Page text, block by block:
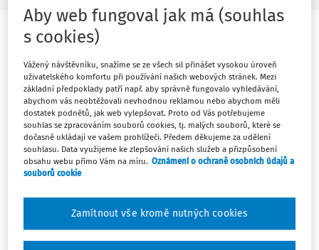
Rozšířené vyhledávání
Žáci II. st. ZŠ se 3. května vrátí ve
třech krajích do škol
Vydáno:26. 4. 2021
1 minuta čtení
Zdroj:MŠMT
Vláda na svém jednání 26. dubna rozhodla, že se od 3.
května vrátí v Karlovarském, Královéhradeckém a
Plzeňském kraji rotačně žáci 2. stupňů základních škol.
https://www.msmt.cz/zaci-2-stupnu-zs-se-v-
nekterych-krajich-vrati-do-skol-3
Aby web fungoval jak má (souhlas
s cookies)
Vážený návštěvníku, snažíme se ze všech sil přinášet vysokou úroveň
uživatelského komfortu při používání našich webových stránek. Mezi
základní předpoklady patří např. aby správně fungovalo vyhledávání,
abychom vás neobtěžovali nevhodnou reklamou nebo abychom měli
dostatek podnětů, jak web vylepšovat. Proto od Vás potřebujeme
souhlas se zpracováním souborů cookies, tj. malých souborů, které se
dočasně ukládají ve vašem prohlížeči. Předem děkujeme za udělení
souhlasu. Data využijeme ke zlepšování našich služeb a přizpůsobení
obsahu webu přímo Vám na míru. Oznámení o ochraně osobních údajů a
souborů cookie
Zamítnout vše kromě nutných cookies